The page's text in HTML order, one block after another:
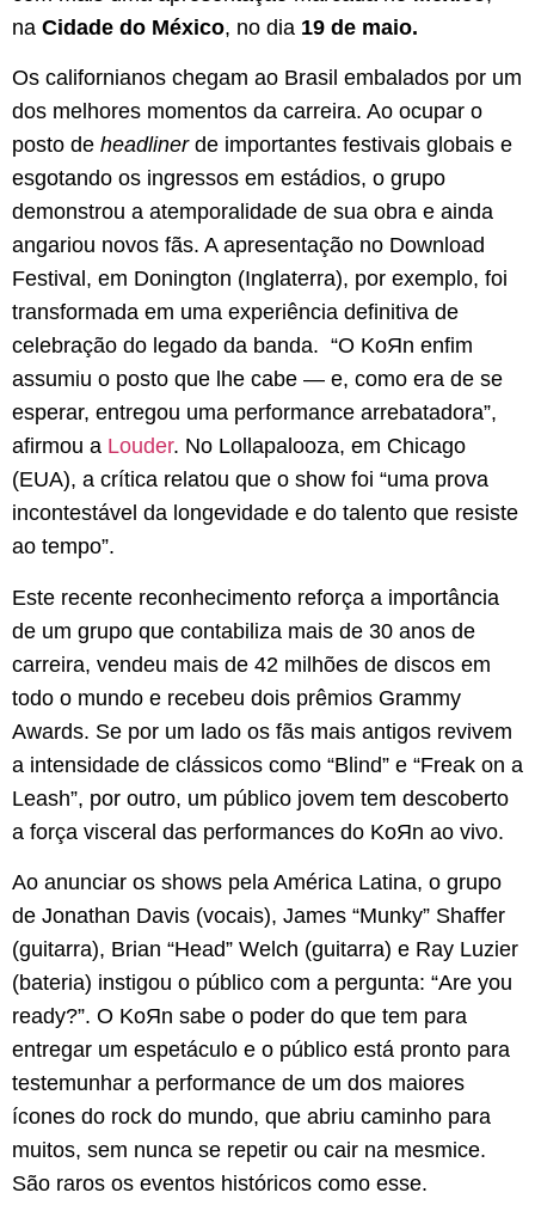
na Cidade do México, no dia 19 de maio.
Os californianos chegam ao Brasil embalados por um
dos melhores momentos da carreira. Ao ocupar o
posto de headlinerde importantes festivais globais e
esgotando os ingressos em estádios, o grupo
demonstrou a atemporalidade de sua obra e ainda
angariou novos fãs. A apresentação no Download
Festival, em Donington (Inglaterra), por exemplo, foi
transformada em uma experiência definitiva de
celebração do legado da banda. “O KoЯn enfim
assumiu o posto que lhe cabe — e, como era de se
esperar, entregou uma performance arrebatadora”,
afirmou a Louder. No Lollapalooza, em Chicago
(EUA), a crítica relatou que o show foi “uma prova
incontestável da longevidade e do talento que resiste
ao tempo”.
Este recente reconhecimento reforça a importância
de um grupo que contabiliza mais de 30 anos de
carreira, vendeu mais de 42 milhões de discos em
todo o mundo e recebeu dois prêmios Grammy
Awards. Se por um lado os fãs mais antigos revivem
a intensidade de clássicos como “Blind” e “Freak on a
Leash”, por outro, um público jovem tem descoberto
a força visceral das performances do KoЯn ao vivo.
Ao anunciar os shows pela América Latina, o grupo
de Jonathan Davis (vocais), James “Munky” Shaffer
(guitarra), Brian “Head” Welch (guitarra) e Ray Luzier
(bateria) instigou o público com a pergunta: “Are you
ready?”. O KoЯn sabe o poder do que tem para
entregar um espetáculo e o público está pronto para
testemunhar a performance de um dos maiores
ícones do rock do mundo, que abriu caminho para
muitos, sem nunca se repetir ou cair na mesmice.
São raros os eventos históricos como esse.